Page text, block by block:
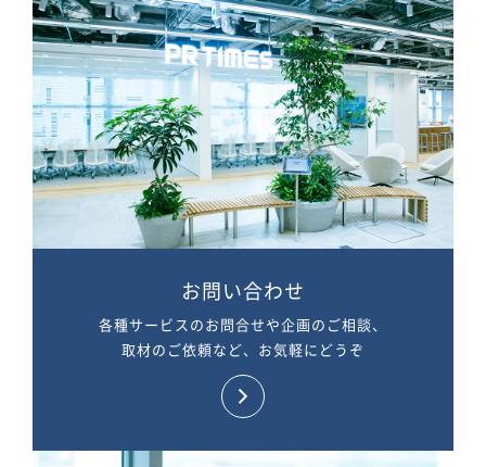
お問い合わせ
各種サービスのお問合せや企画のご相談、
取材のご依頼など、お気軽にどうぞ